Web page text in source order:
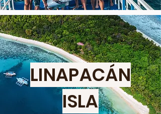
LINAPACÁN
ISLA